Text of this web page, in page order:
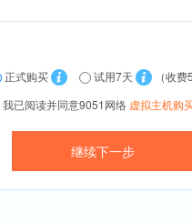
正式购买 试用7天
（收费
我已阅读并同意9051网络 虚拟主机购